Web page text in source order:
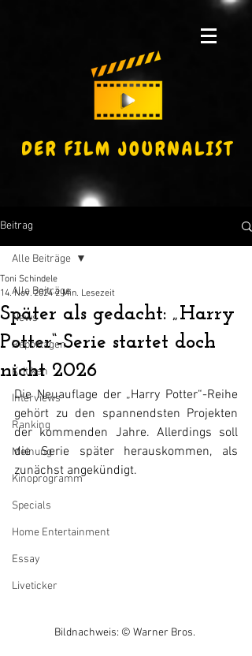
Beitrag
Alle Beiträge
News
Reportagen
Kritiken
Interviews
Ranking
Meinung
Kinoprogramm
Specials
Home Entertainment
Essay
Liveticker
Alle Beiträge
Später als gedacht: „Harry
Potter“-Serie startet doch
nicht 2026
Toni Schindele
14. Nov. 2024 2 Min. Lesezeit
Die Neuauflage der „Harry Potter“-Reihe
gehört zu den spannendsten Projekten
der kommenden Jahre. Allerdings soll
die Serie später herauskommen, als
zunächst angekündigt.
Bildnachweis: © Warner Bros.